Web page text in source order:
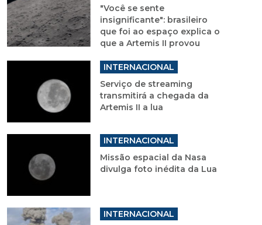
"Você se sente
insignificante": brasileiro
que foi ao espaço explica o
que a Artemis II provou
INTERNACIONAL
Serviço de streaming
transmitirá a chegada da
Artemis II a lua
INTERNACIONAL
Missão espacial da Nasa
divulga foto inédita da Lua
INTERNACIONAL